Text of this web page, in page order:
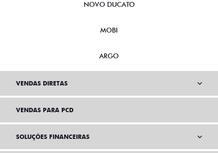
NOVO DUCATO
MOBI
ARGO
VENDAS DIRETAS
VENDAS PARA PCD
SOLUÇÕES FINANCEIRAS